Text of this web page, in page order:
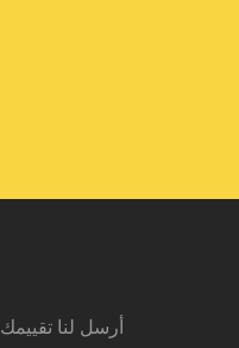
أرسل لنا تقييمك